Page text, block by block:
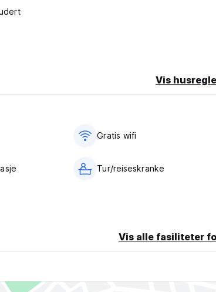
alternativet for mer informasjon.
Vis
Gratis wifi‎
Tur/reiseskranke
Vis alle fasiliteter